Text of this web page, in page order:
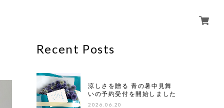
Recent Posts
涼しさを贈る 青の暑中見舞
いの予約受付を開始しました
2026.06.20